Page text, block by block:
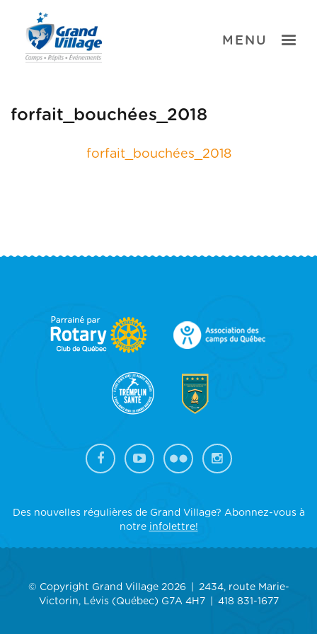
content
TOGGLE
MENU
forfait_bouchées_2018
forfait_bouchées_2018
FOOTER
SIDEBAR
Des nouvelles régulières de Grand Village? Abonnez-vous à
notre infolettre!
© Copyright Grand Village 2026
2434, route Marie-
Victorin, Lévis (Québec) G7A 4H7
418 831-1677